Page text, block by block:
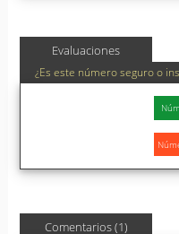
Evaluaciones
¿Es este número seguro o
Comentarios (1)